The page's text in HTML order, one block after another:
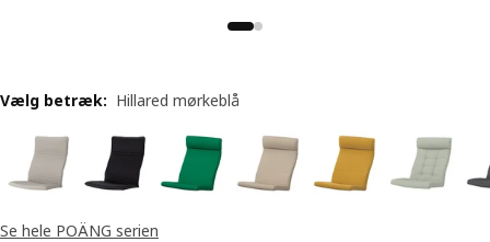
Se hele POÄNG serien
Vælg betræk: Hillared mørkeblå